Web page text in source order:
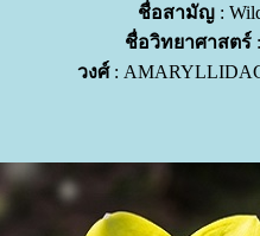
ชื่อสามัญ :
ชื่อวิทยาศาสตร์
วงศ์: